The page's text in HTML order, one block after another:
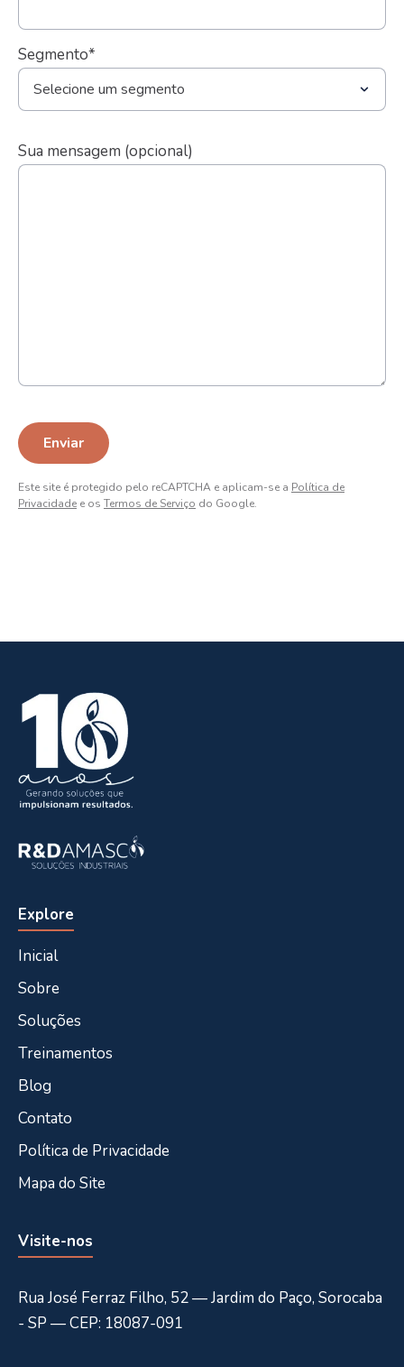
Segmento*
Sua mensagem (opcional)
Este site é protegido pelo reCAPTCHA e aplicam-se a Política de
Privacidade e os Termos de Serviço do Google.
Explore
Inicial
Sobre
Soluções
Treinamentos
Blog
Contato
Política de Privacidade
Mapa do Site
Visite-nos
Rua José Ferraz Filho, 52 — Jardim do Paço, Sorocaba
- SP — CEP: 18087-091